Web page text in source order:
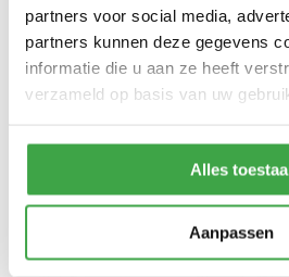
partners voor social media,
partners kunnen deze gegevens
informatie die u aan ze heeft
verzameld op basis van uw
Alles
Aanpassen
Bevestigingsmaterialen
Alle
zijn
Transport